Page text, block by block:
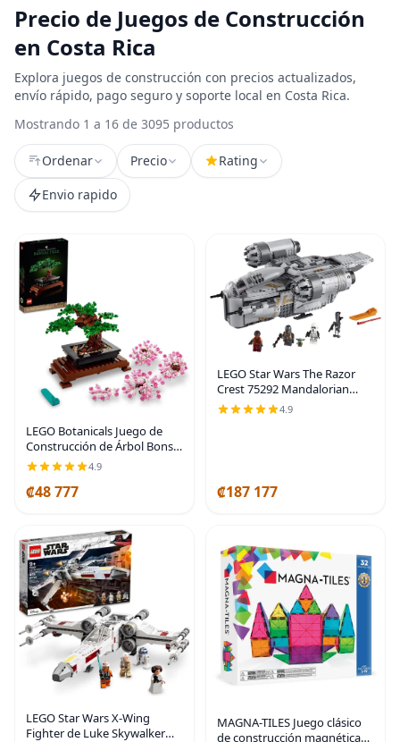
Precio de Juegos de Construcción
en Costa Rica
Explora juegos de construcción con precios actualizados,
envío rápido, pago seguro y soporte local en Costa Rica.
Mostrando 1 a 16 de 3095 productos
Ordenar Precio
Rating
Envio rapido
LEGO Botanicals Juego de
Construcción de Árbol Bonsái
- Plantas de Árbol Bonsái
Artificial para Decoración del
Hogar, Adultos de 18+ Años -
4.9
₡48 777
LEGO Star Wars The Razor
Crest 75292 Mandalorian
Starship Juguete, Idea de
Regalo para Niños, Niños y
4.9
₡187 177
LEGO Star Wars X-Wing
Fighter de Luke Skywalker
MAGNA-TILES Juego clásico
de construcción magnética